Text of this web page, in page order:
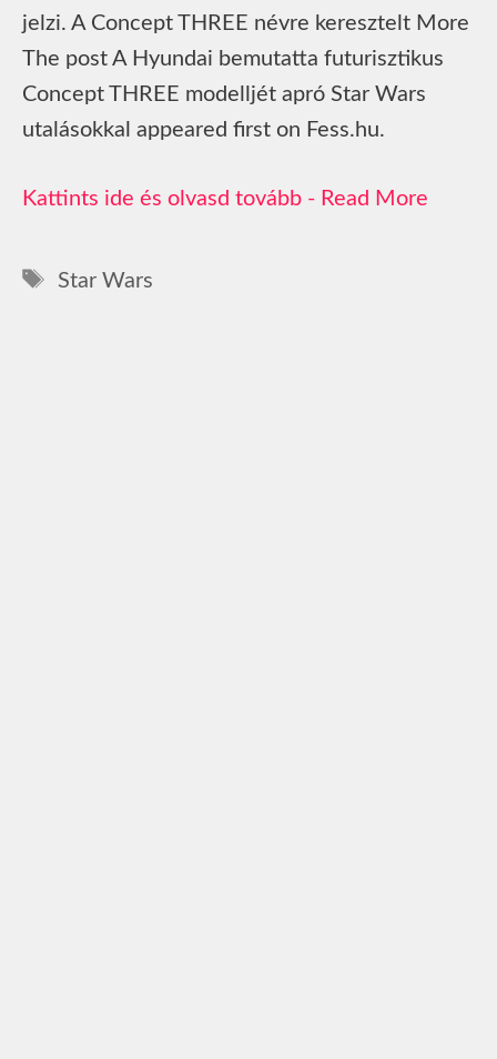
jelzi. A Concept THREE névre keresztelt More
The post A Hyundai bemutatta futurisztikus
Concept THREE modelljét apró Star Wars
utalásokkal appeared first on Fess.hu.
Read More
Címkék
Star Wars